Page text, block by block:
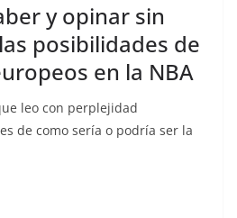
y opinar sin
posibilidades de
en la NBA
leo con perplejidad
de como sería o podría ser la